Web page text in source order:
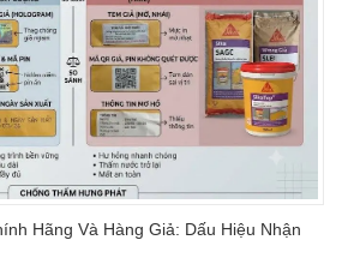
Hãng Và Hàng Giả: Dấu Hiệu Nhận